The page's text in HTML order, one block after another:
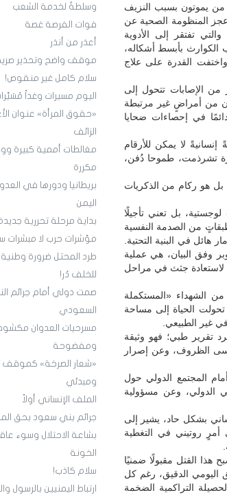
وسلطةٌ لخدمة الشعب
فوات الفرصة غصة
أعذر من أنذر
موقف واضح وتحذير
سلام كامل غير منقوص!
اليوم مسيرات وغداً
«حقوق المرأة» عنوان
الزائف
مغالطات أممية كبيرة
مكررة
بريطانيا ودورها في
اليمن
بداية مرحلة تحررية
مؤشرات حرب لا مبشرات
طرد المحتل ضرورة وطنية
للخلف دُر!
صمت دولي أمام جرائم
السعودي
مسرحيات العدوان
ومفضوحة
«شعار الصرخة» كموقف
ومبدئي
الملف الإنساني أولاً
جرائم بني سعود بحق
بشاعة الاحتلال وسوء
الخونة
سلام كاذب!
ارتباط اليمنيين بالرسول
من يموتون بسبب النزيف
المنظومة الصحية عن
تفتقر إلى الأدوية
الكوارث بأبسط أشكاله،
القدرة على علاج
من الإصابات تتحول إلى
من أمراضٍ غير مرتبطة
في إحصاءات ضحايا
لا يمكن للأرقام
تشرذمت، طموحا دُفن،
هو ركام من الذكريات
بل تعني تأجيلًا
من الصدمة النفسية
هائل في البنية التحتية.
انتشال الجثامين نفسها، والتي بلغت 715 حالة منذ 11 أكتوبر وفق البيان، هي عملية
لاستعادة جثث في مراحل
الشهداء «المستكملة
الحياة إلى مساحة
غير الطبيعي.
تقرير طبي؛ فهو وثيقة
الظروف، وعن إصرار
المجتمع الدولي حول
الدولي، وعن مسؤولية
بشكل حاد، يشير إلى
أمرٍ روتيني في التغطية
القتل مقبولًا ضمنيًا
اليومي الدقيق، رغم كل
التراكمية الضخمة